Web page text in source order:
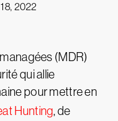
2022
(MDR)
qui allie
pour mettre en
Hunting, de